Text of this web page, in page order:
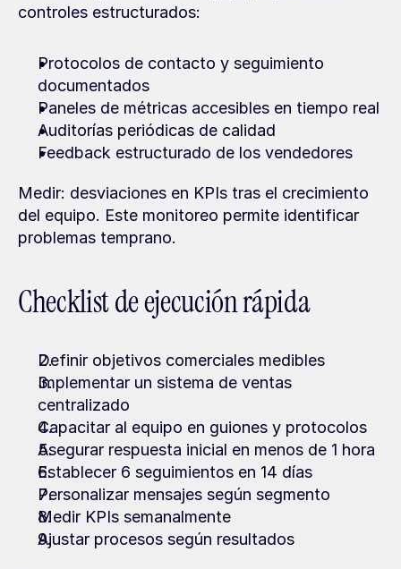
controles estructurados:
Protocolos de contacto y seguimiento
documentados
Paneles de métricas accesibles en tiempo real
Auditorías periódicas de calidad
Feedback estructurado de los vendedores
Medir: desviaciones en KPIs tras el crecimiento
del equipo. Este monitoreo permite identificar
problemas temprano.
Checklist de ejecución rápida
Definir objetivos comerciales medibles
Implementar un sistema de ventas
centralizado
Capacitar al equipo en guiones y protocolos
Asegurar respuesta inicial en menos de 1 hora
Establecer 6 seguimientos en 14 días
Personalizar mensajes según segmento
Medir KPIs semanalmente
Ajustar procesos según resultados